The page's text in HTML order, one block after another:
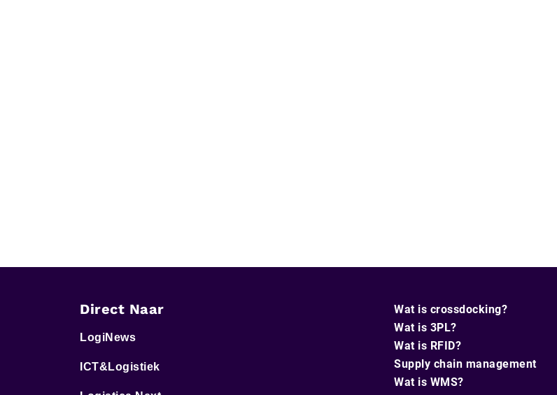
Direct Naar
LogiNews
ICT&Logistiek
Wat is crossdocking?
Wat is 3PL?
Wat is RFID?
Supply chain management
Wat is WMS?